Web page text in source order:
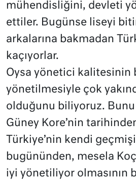
mühendisliğini, devleti
ettiler. Bugünse liseyi
arkalarına bakmadan
kaçıyorlar.
Oysa yönetici kalitesinin
yönetilmesiyle çok
olduğunu biliyoruz. Bunu
Güney Kore’nin
Türkiye’nin kendi
bugününden, mesela
iyi yönetiliyor olmasının